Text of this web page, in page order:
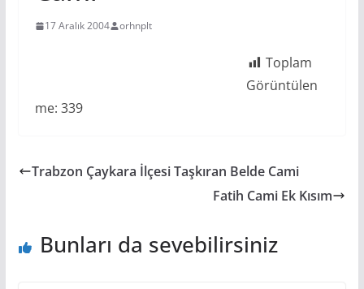
17 Aralık 2004 orhnplt
Toplam
Görüntülen
me: 339
Trabzon Çaykara İlçesi Taşkıran Belde Cami
Fatih Cami Ek Kısım
Bunları da sevebilirsiniz